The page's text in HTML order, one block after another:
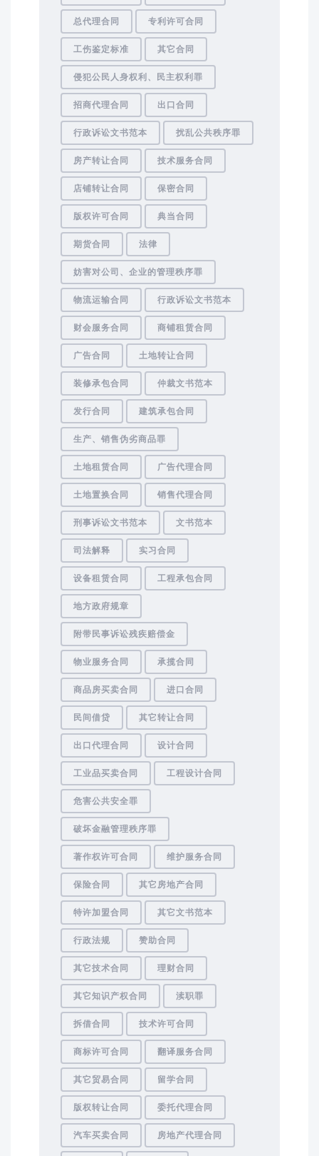
总代理合同 专利许可合同
工伤鉴定标准 其它合同
侵犯公民人身权利、民主权利罪
招商代理合同 出口合同
行政诉讼文书范本 扰乱公共秩序罪
房产转让合同 技术服务合同
店铺转让合同 保密合同
版权许可合同 典当合同
期货合同 法律
妨害对公司、企业的管理秩序罪
物流运输合同 行政诉讼文书范本
财会服务合同 商铺租赁合同
广告合同 土地转让合同
装修承包合同 仲裁文书范本
发行合同 建筑承包合同
生产、销售伪劣商品罪
土地租赁合同 广告代理合同
土地置换合同 销售代理合同
刑事诉讼文书范本 文书范本
司法解释 实习合同
设备租赁合同 工程承包合同
地方政府规章
附带民事诉讼残疾赔偿金
物业服务合同 承揽合同
商品房买卖合同 进口合同
民间借贷 其它转让合同
出口代理合同 设计合同
工业品买卖合同 工程设计合同
危害公共安全罪
破坏金融管理秩序罪
著作权许可合同 维护服务合同
保险合同 其它房地产合同
特许加盟合同 其它文书范本
行政法规 赞助合同
其它技术合同 理财合同
其它知识产权合同 渎职罪
拆借合同 技术许可合同
商标许可合同 翻译服务合同
其它贸易合同 留学合同
版权转让合同 委托代理合同
汽车买卖合同 房地产代理合同